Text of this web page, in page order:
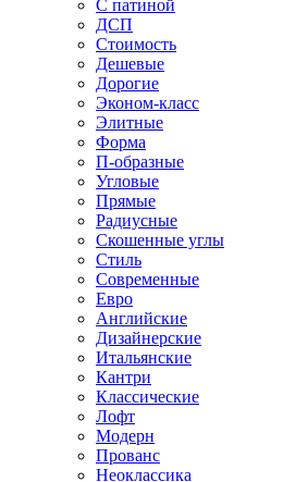
С патиной
ДСП
Стоимость
Дешевые
Дорогие
Эконом-класс
Элитные
Форма
П-образные
Угловые
Прямые
Радиусные
Скошенные углы
Стиль
Современные
Евро
Английские
Дизайнерские
Итальянские
Кантри
Классические
Лофт
Модерн
Прованс
Неоклассика